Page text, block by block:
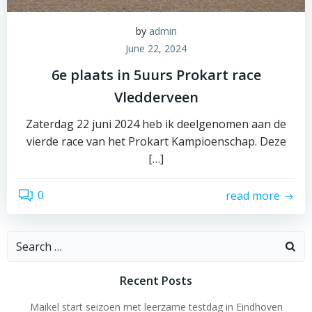
by admin
June 22, 2024
6e plaats in 5uurs Prokart race
Vledderveen
Zaterdag 22 juni 2024 heb ik deelgenomen aan de
vierde race van het Prokart Kampioenschap. Deze
[…]
0 read more
Search
Recent Posts
Maikel start seizoen met leerzame testdag in Eindhoven